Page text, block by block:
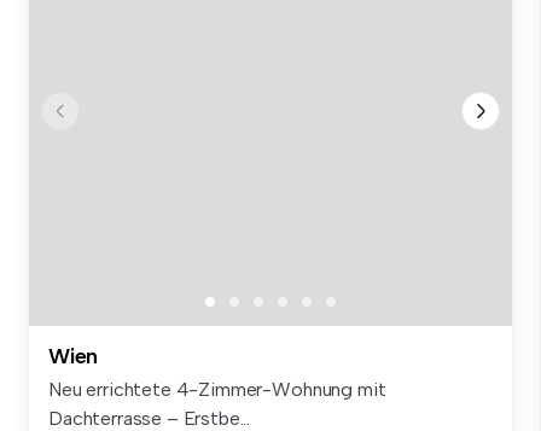
Wien
Neu errichtete 4-Zimmer-Wohnung mit
Dachterrasse – Erstbe...